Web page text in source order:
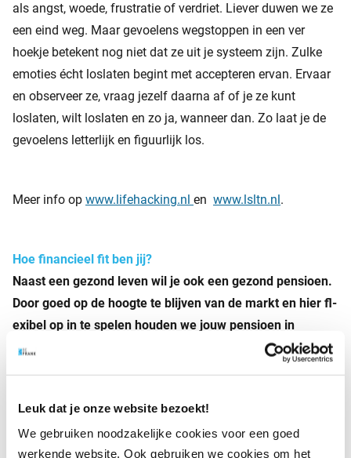
Leuk dat je onze website bezoekt!
We gebruiken noodzakelijke cookies voor een goed
werkende website. Ook gebruiken we cookies om het
als angst, woede, frustratie of verdriet. Liever duwen we ze
een eind weg. Maar gevoelens wegstoppen in een ver
hoekje betekent nog niet dat ze uit je systeem zijn. Zulke
emoties écht loslaten begint met accepteren ervan. Ervaar
en observeer ze, vraag jezelf daarna af of je ze kunt
loslaten, wilt loslaten en zo ja, wanneer dan. Zo laat je de
gevoelens letterlijk en figuurlijk los.
Meer info op www.lifehacking.nl en www.lsltn.nl.
Hoe financieel fit ben jij?
Naast een gezond leven wil je ook een gezond pensioen.
Door goed op de hoogte te blijven van de markt en hier fl­
exibel op in te spelen houden we jouw pensioen in
topconditie. Heb je al een pensioen bij BeFrank? Dan kun
updates. Nog geen pensioen bij BeFrank? Vraag je
werkgever naar de mogelijkheden.